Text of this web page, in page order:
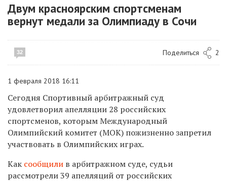
Двум красноярским спортсменам
вернут медали за Олимпиаду в Сочи
32 Поделиться 2
1 февраля 2018 16:11
Сегодня Спортивный арбитражный суд
удовлетворил апелляции 28 российских
спортсменов, которым Международный
Олимпийский комитет (МОК) пожизненно запретил
участвовать в Олимпийских играх.
Как сообщили в арбитражном суде, судьи
рассмотрели 39 апелляций от российских